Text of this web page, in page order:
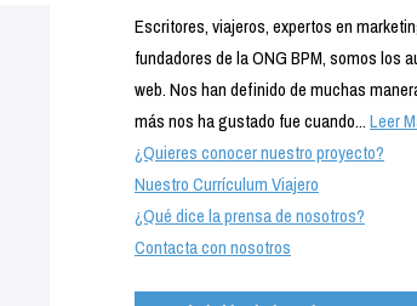
Escritores, viajeros, expertos en
fundadores de la ONG BPM, somos los
web. Nos han definido de muchas
más nos ha gustado fue cuando...Leer
¿Quieres conocer nuestro proyecto?
Nuestro Currículum Viajero
¿Qué dice la prensa de nosotros?
Contacta con nosotros